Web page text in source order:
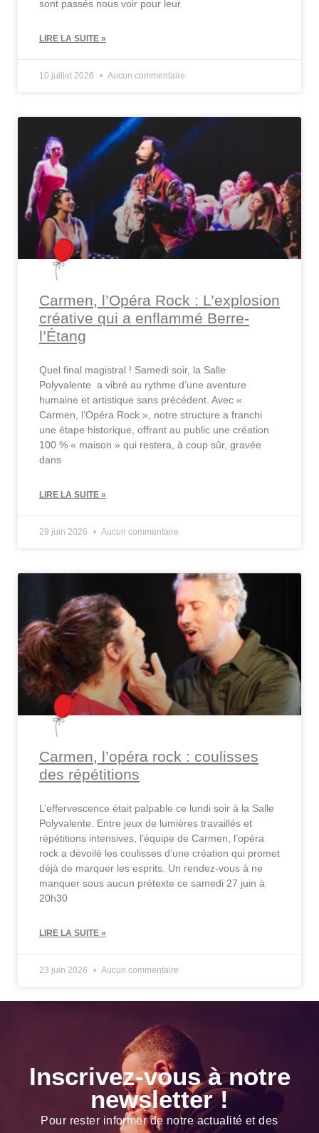
sont passés nous voir pour leur
LIRE LA SUITE »
10 juillet 2026 Aucun commentaire
Carmen, l’Opéra Rock : L’explosion
créative qui a enflammé Berre-
l’Étang
Quel final magistral ! Samedi soir, la Salle
Polyvalente a vibré au rythme d’une aventure
humaine et artistique sans précédent. Avec «
Carmen, l’Opéra Rock », notre structure a franchi
une étape historique, offrant au public une création
100 % « maison » qui restera, à coup sûr, gravée
dans
LIRE LA SUITE »
29 juin 2026 Aucun commentaire
Carmen, l’opéra rock : coulisses
des répétitions
L’effervescence était palpable ce lundi soir à la Salle
Polyvalente. Entre jeux de lumières travaillés et
répétitions intensives, l’équipe de Carmen, l’opéra
rock a dévoilé les coulisses d’une création qui promet
déjà de marquer les esprits. Un rendez-vous à ne
manquer sous aucun prétexte ce samedi 27 juin à
20h30
LIRE LA SUITE »
23 juin 2026 Aucun commentaire
Inscrivez-vous à notre
newsletter !
Pour rester informer de notre actualité et des